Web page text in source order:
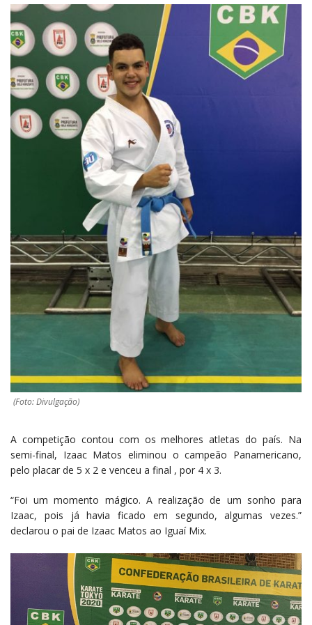
(Foto: Divulgação)
A competição contou com os melhores atletas do país. Na
semi-final, Izaac Matos eliminou o campeão Panamericano,
pelo placar de 5 x 2 e venceu a final , por 4 x 3.
“Foi um momento mágico. A realização de um sonho para
Izaac, pois já havia ficado em segundo, algumas vezes.”
declarou o pai de Izaac Matos ao Iguaí Mix.